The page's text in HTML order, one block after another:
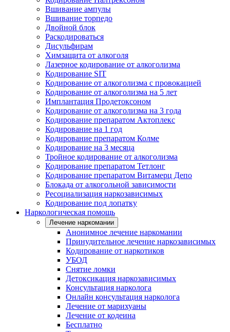
Вшивание ампулы
Вшивание торпедо
Двойной блок
Раскодироваться
Дисульфирам
Химзащита от алкоголя
Лазерное кодирование от алкоголизма
Кодирование SIT
Кодирование от алкоголизма с провокацией
Кодирование от алкоголизма на 5 лет
Имплантация Продетоксоном
Кодирование от алкоголизма на 3 года
Кодирование препаратом Актоплекс
Кодирование на 1 год
Кодирование препаратом Колме
Кодирование на 3 месяца
Тройное кодирование от алкоголизма
Кодирование препаратом Тетлонг
Кодирование препаратом Витамерц Депо
Блокада от алкогольной зависимости
Ресоциализация наркозависимых
Кодирование под лопатку
Наркологическая помощь
Лечение наркомании
Анонимное лечение наркомании
Принудительное лечение наркозависимых
Кодирование от наркотиков
УБОД
Снятие ломки
Детоксикация наркозависимых
Консультация нарколога
Онлайн консультация нарколога
Лечение от марихуаны
Лечение от кодеина
Бесплатно